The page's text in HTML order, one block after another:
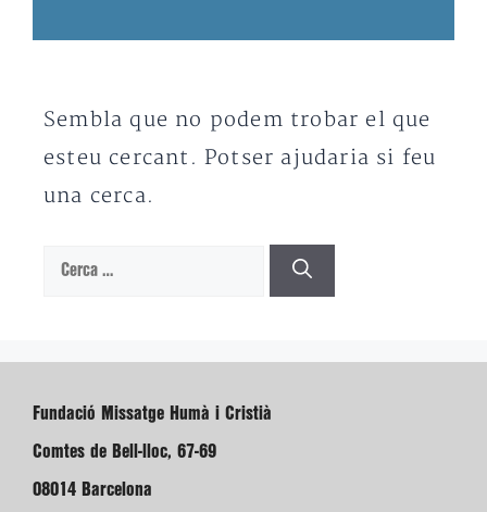
Sembla que no podem trobar el que
esteu cercant. Potser ajudaria si feu
una cerca.
Cerca:
Fundació Missatge Humà i Cristià
Comtes de Bell-lloc, 67-69
08014 Barcelona